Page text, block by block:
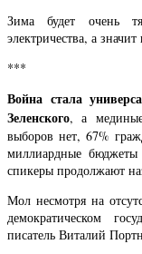
Зима будет очень
электричества, а
***
Война стала
Зеленского, а
выборов нет, 67%
миллиардные
спикеры продолжают
Мол несмотря на
демократическом
писатель Виталий